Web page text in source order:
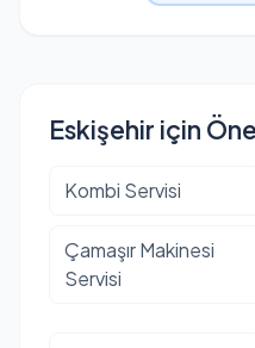
Eskişehir için
Kombi Servisi
Çamaşır Makinesi
Servisi